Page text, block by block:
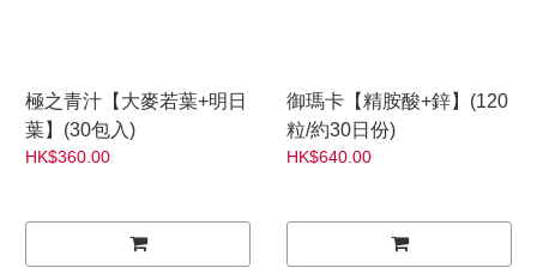
極之青汁【大麥若葉+明日
葉】(30包入)
HK$360.00
御瑪卡【精胺酸+鋅】(120
粒/約30日份)
HK$640.00